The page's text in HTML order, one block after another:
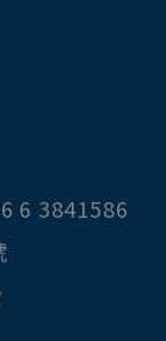
6 3841586